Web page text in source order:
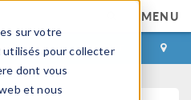
sur votre
utilisés pour collecter
dont vous
et nous
MENU
CONTACT